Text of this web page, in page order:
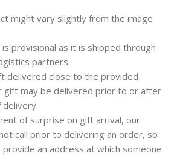
might vary slightly from the image
provisional as it is shipped through
partners.
delivered close to the provided
gift may be delivered prior to or after
of surprise on gift arrival, our
call prior to delivering an order, so
an address at which someone